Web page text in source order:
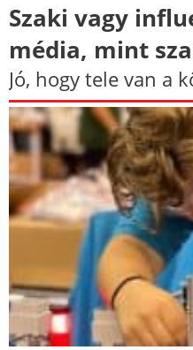
Szaki vagy
média, mint
Jó, hogy tele van a